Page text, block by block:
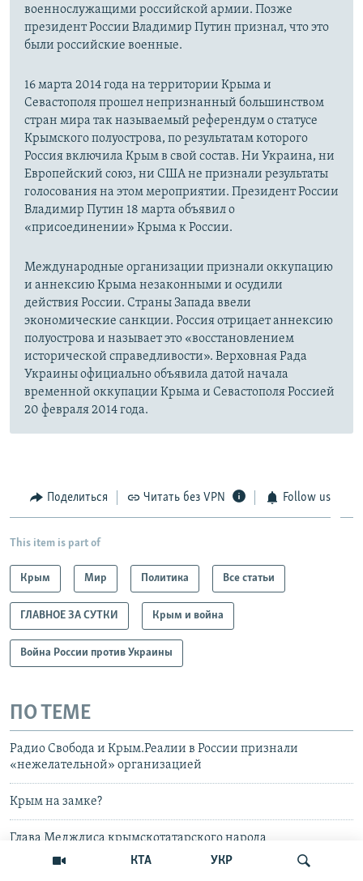
КТА УКР
военнослужащими российской армии. Позже
президент России Владимир Путин признал, что это
были российские военные.
16 марта 2014 года на территории Крыма и
Севастополя прошел непризнанный большинством
стран мира так называемый референдум о статусе
Крымского полуострова, по результатам которого
Россия включила Крым в свой состав. Ни Украина, ни
Европейский союз, ни США не признали результаты
голосования на этом мероприятии. Президент России
Владимир Путин 18 марта объявил о
«присоединении» Крыма к России.
Международные организации признали оккупацию
и аннексию Крыма незаконными и осудили
действия России. Страны Запада ввели
экономические санкции. Россия отрицает аннексию
полуострова и называет это «восстановлением
исторической справедливости». Верховная Рада
Украины официально объявила датой начала
временной оккупации Крыма и Севастополя Россией
20 февраля 2014 года.
Поделиться Читать без VPN Follow us
This item is part of
Крым Мир Политика Все статьи
ГЛАВНОЕ ЗА СУТКИ Крым и война
Война России против Украины
ПО ТЕМЕ
Радио Свобода и Крым.Реалии в России признали
«нежелательной» организацией
Крым на замке?
Глава Меджлиса крымскотатарского народа
прокомментировал визит делегации российской